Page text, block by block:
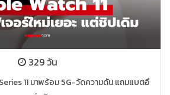
329 วัน
11 มาพร้อม 5G-วัดความดัน แถมแบตอึ